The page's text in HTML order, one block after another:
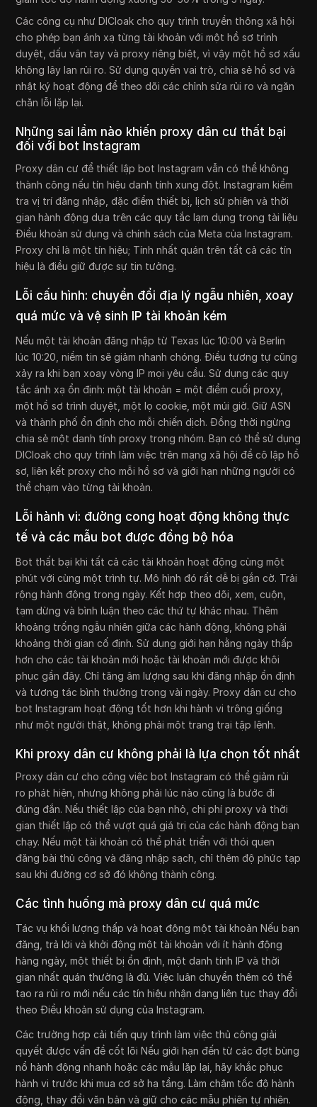
Các công cụ như DICloak cho quy trình truyền thông xã hội
cho phép bạn ánh xạ từng tài khoản với một hồ sơ trình
duyệt, dấu vân tay và proxy riêng biệt, vì vậy một hồ sơ xấu
không lây lan rủi ro. Sử dụng quyền vai trò, chia sẻ hồ sơ và
nhật ký hoạt động để theo dõi các chỉnh sửa rủi ro và ngăn
chặn lỗi lặp lại.
Những sai lầm nào khiến proxy dân cư thất bại
đối với bot Instagram
Proxy dân cư để thiết lập bot Instagram vẫn có thể không
thành công nếu tín hiệu danh tính xung đột. Instagram kiểm
tra vị trí đăng nhập, đặc điểm thiết bị, lịch sử phiên và thời
gian hành động dựa trên các quy tắc lạm dụng trong tài liệu
Điều khoản sử dụng và chính sách của Meta của Instagram.
Proxy chỉ là một tín hiệu; Tính nhất quán trên tất cả các tín
hiệu là điều giữ được sự tin tưởng.
Lỗi cấu hình: chuyển đổi địa lý ngẫu nhiên, xoay
quá mức và vệ sinh IP tài khoản kém
Nếu một tài khoản đăng nhập từ Texas lúc 10:00 và Berlin
lúc 10:20, niềm tin sẽ giảm nhanh chóng. Điều tương tự cũng
xảy ra khi bạn xoay vòng IP mọi yêu cầu. Sử dụng các quy
tắc ánh xạ ổn định: một tài khoản = một điểm cuối proxy,
một hồ sơ trình duyệt, một lọ cookie, một múi giờ. Giữ ASN
và thành phố ổn định cho mỗi chiến dịch. Đồng thời ngừng
chia sẻ một danh tính proxy trong nhóm. Bạn có thể sử dụng
DICloak cho quy trình làm việc trên mạng xã hội để cô lập hồ
sơ, liên kết proxy cho mỗi hồ sơ và giới hạn những người có
thể chạm vào từng tài khoản.
Lỗi hành vi: đường cong hoạt động không thực
tế và các mẫu bot được đồng bộ hóa
Bot thất bại khi tất cả các tài khoản hoạt động cùng một
phút với cùng một trình tự. Mô hình đó rất dễ bị gắn cờ. Trải
rộng hành động trong ngày. Kết hợp theo dõi, xem, cuộn,
tạm dừng và bình luận theo các thứ tự khác nhau. Thêm
khoảng trống ngẫu nhiên giữa các hành động, không phải
khoảng thời gian cố định. Sử dụng giới hạn hằng ngày thấp
hơn cho các tài khoản mới hoặc tài khoản mới được khôi
phục gần đây. Chỉ tăng âm lượng sau khi đăng nhập ổn định
và tương tác bình thường trong vài ngày. Proxy dân cư cho
bot Instagram hoạt động tốt hơn khi hành vi trông giống
như một người thật, không phải một trang trại tập lệnh.
Khi proxy dân cư không phải là lựa chọn tốt nhất
Proxy dân cư cho công việc bot Instagram có thể giảm rủi
ro phát hiện, nhưng không phải lúc nào cũng là bước đi
đúng đắn. Nếu thiết lập của bạn nhỏ, chi phí proxy và thời
gian thiết lập có thể vượt quá giá trị của các hành động bạn
chạy. Nếu một tài khoản có thể phát triển với thói quen
đăng bài thủ công và đăng nhập sạch, chỉ thêm độ phức tạp
sau khi đường cơ sở đó không thành công.
Các tình huống mà proxy dân cư quá mức
Tác vụ khối lượng thấp và hoạt động một tài khoản Nếu bạn
đăng, trả lời và khởi động một tài khoản với ít hành động
hàng ngày, một thiết bị ổn định, một danh tính IP và thời
gian nhất quán thường là đủ. Việc luân chuyển thêm có thể
tạo ra rủi ro mới nếu các tín hiệu nhận dạng liên tục thay đổi
theo Điều khoản sử dụng của Instagram.
Các trường hợp cải tiến quy trình làm việc thủ công giải
quyết được vấn đề cốt lõi Nếu giới hạn đến từ các đợt bùng
nổ hành động nhanh hoặc các mẫu lặp lại, hãy khắc phục
hành vi trước khi mua cơ sở hạ tầng. Làm chậm tốc độ hành
động, thay đổi văn bản và giữ cho các mẫu phiên tự nhiên.